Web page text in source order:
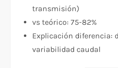
transmisión)
vs teórico: 75-82%
Explicación diferencia:
variabilidad caudal